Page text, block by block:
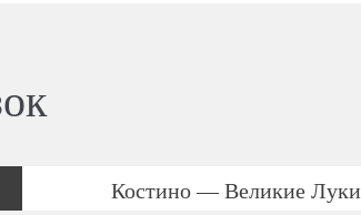
Костино — Великие Луки